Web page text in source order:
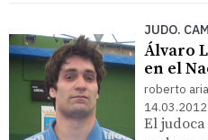
JUDO.
Álvaro
en el
roberto
El